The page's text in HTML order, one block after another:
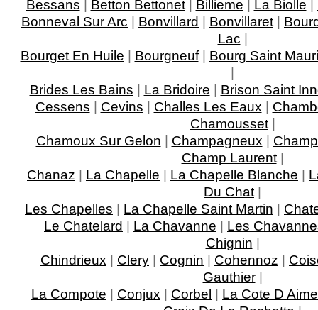
Bessans | Betton Bettonet| Billieme | La Biolle |
Bonneval Sur Arc | Bonvillard | Bonvillaret |
Lac |
Bourget En Huile | Bourgneuf| Bourg Saint
|
Brides Les Bains | La Bridoire | Brison Saint
Cessens | Cevins | Challes Les Eaux |
Chamousset|
Chamoux Sur Gelon | Champagneux |
Champ Laurent|
Chanaz | La Chapelle | La Chapelle Blanche |
Du Chat |
Les Chapelles | La Chapelle Saint Martin |
Le Chatelard | La Chavanne | Les
Chignin |
Chindrieux | Clery | Cognin | Cohennoz |
Gauthier|
La Compote | Conjux | Corbel | La Cote D Aime